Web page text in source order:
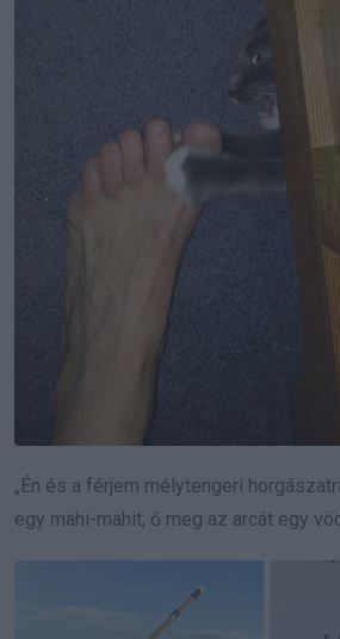
„Én és a férjem mélytengeri
egy mahi-mahit, ő meg az arcát egy